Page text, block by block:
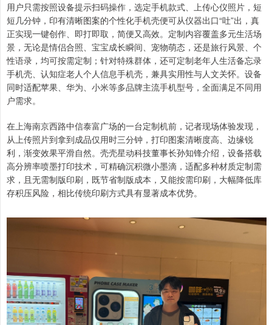
用户只需按照设备提示扫码操作，选定手机款式、上传心仪照片，短
短几分钟，印有清晰图案的个性化手机壳便可从仪器出口“吐”出，真
正实现一键创作、即打即取，简便又高效。定制内容覆盖多元生活场
景，无论是情侣合照、宝宝成长瞬间、宠物萌态，还是旅行风景、个
性语录，均可按需定制；针对特殊群体，还可定制老年人生活备忘录
手机壳、认知症老人个人信息手机壳，兼具实用性与人文关怀。设备
同时适配苹果、华为、小米等多品牌主流手机型号，全面满足不同用
户需求。
在上海南京西路中信泰富广场的一台定制机前，记者现场体验发现，
从上传照片到拿到成品仅用时三分钟，打印图案清晰度高、边缘锐
利，渐变效果平滑自然。壳壳星动科技董事长孙知锋介绍，设备搭载
高分辨率喷墨打印技术，可精确沉积微小墨滴，适配多种材质定制需
求，且无需制版印刷，既节省制版成本，又能按需印刷，大幅降低库
存积压风险，相比传统印刷方式具有显著成本优势。